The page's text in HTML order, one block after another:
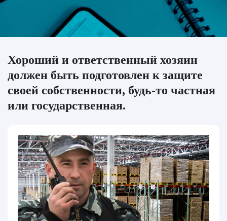
Хороший и ответственный хозяин
должен быть подготовлен к защите
своей собственности, будь-то частная
или государственная.